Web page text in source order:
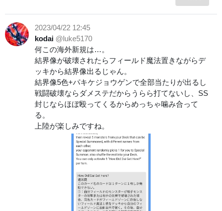
2023/04/22 12:45
kodai @luke5170
何この海外新規は…。
結界像が破壊されたらフィールド魔法置きながらデ
ッキから結界像出るじゃん。
結界像5色+パキケジョウゲンで全部当たりが出るし
戦闘破壊ならダメステだからうらら打てないし、SS
封じならほぼ殴ってくるからめっちゃ噛み合って
る。
上陸が楽しみですね。